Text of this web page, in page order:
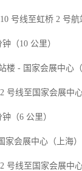
号线至虹桥 2 号
（10 公里）
楼 - 国家会展中心
号线至国家会展中
（6 公里）
家会展中心（上海）
号线至国家会展中